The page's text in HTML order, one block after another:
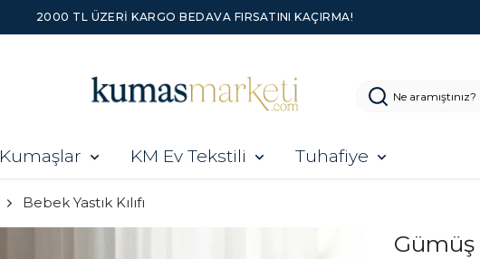
2000 TL ÜZERI KARGO BEDAVA FIRSATINI KAÇIRMA!
Kumaşlar KM Ev Tekstili Tuhafiye
Bebek Yastık Kılıfı